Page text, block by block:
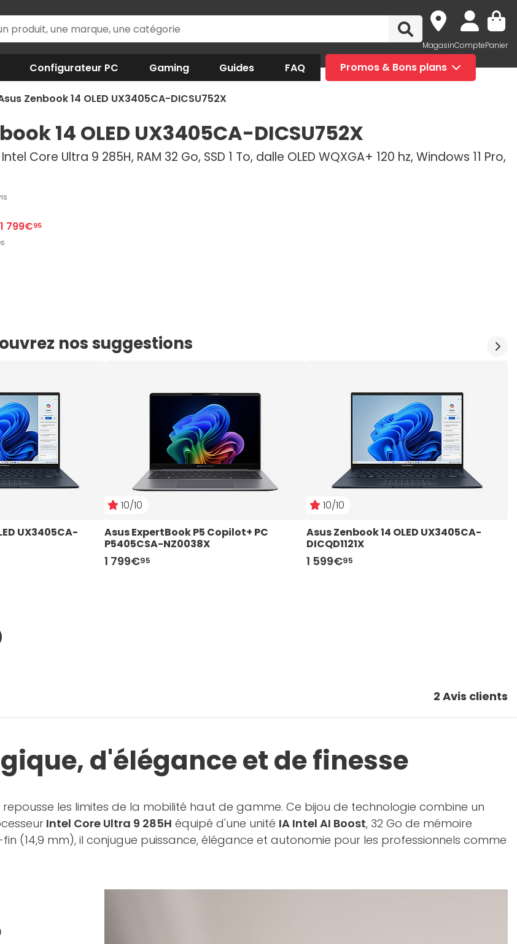
MagasinComptePanier
Configurateur PC Gaming Guides FAQ Promos & Bons plans
Zenbook 14 OLED UX3405CA-DICSU752X
14 OLED UX3405CA-DICSU752X
Core Ultra 9 285H, RAM 32 Go, SSD 1 To, dalle OLED WQXGA+ 120 hz, Windows 11 Pro,
1 799€95
nos suggestions
UX3405CA-
10/10
Asus ExpertBook P5 Copilot+ PC
P5405CSA-NZ0038X
1 799€95
10/10
Asus Zenbook 14 OLED UX3405CA-
DICQD1121X
1 599€95
2 Avis clients
d'élégance et de finesse
repousse les limites de la mobilité haut de gamme. Ce bijou de technologie combine un
Intel Core Ultra 9 285H équipé d'une unité IA Intel AI Boost, 32 Go de mémoire
fin (14,9 mm), il conjugue puissance, élégance et autonomie pour les professionnels comme